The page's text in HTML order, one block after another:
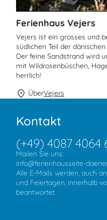
Ferienhaus Vejers
Vejers ist ein grosses und
südlichen Teil der
Der feine Sandstrand wird
mit Wildrosenbüschen,
herrlich!
ÜberVejers
Kontakt
(+49) 4087 4064
Mailen Sie uns:
info@ferienhausseite-
Alle E-Mails werden, auch
und Feiertagen, innerhalb
beantwortet.